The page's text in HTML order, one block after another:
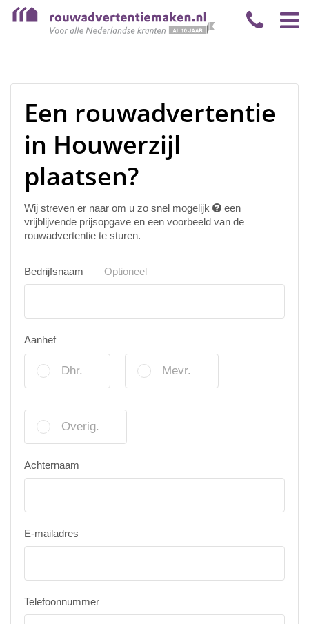
Een rouwadvertentie
in Houwerzijl
plaatsen?
Wij streven er naar om u zo snel mogelijk
een
vrijblijvende prijsopgave en een voorbeeld van de
rouwadvertentie te sturen.
Bedrijfsnaam Optioneel
Aanhef
Dhr. Mevr.
Overig.
Achternaam
E-mailadres
Telefoonnummer